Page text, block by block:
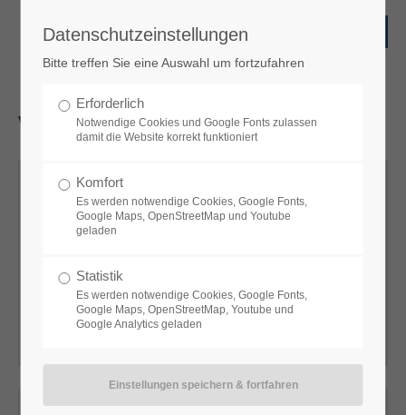
VertriebEMS
Andreas Heß
+49 34771 5158
a.hess@vtq.de
Datenschutzeinstellungen
Bitte treffen Sie eine Auswahl um fortzufahren
Erforderlich
Notwendige Cookies und Google Fonts zulassen
damit die Website korrekt funktioniert
Komfort
Es werden notwendige Cookies, Google Fonts,
Google Maps, OpenStreetMap und Youtube
geladen
Statistik
Es werden notwendige Cookies, Google Fonts,
Google Maps, OpenStreetMap, Youtube und
Google Analytics geladen